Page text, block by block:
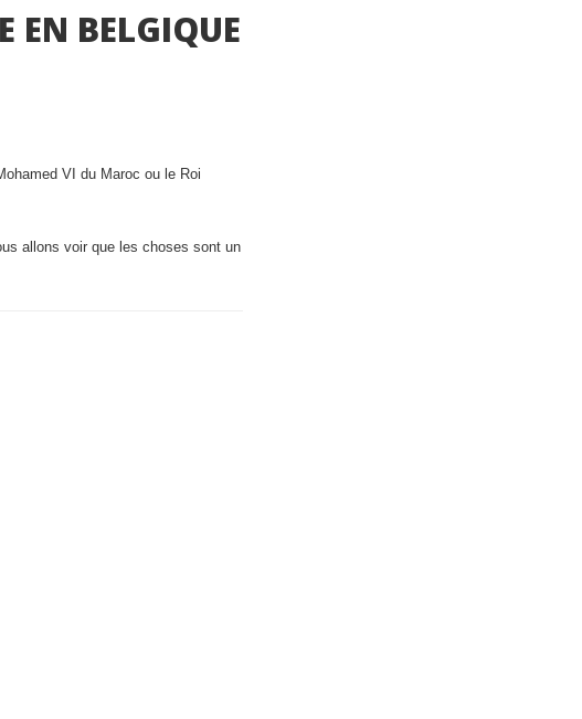
EN BELGIQUE
VI du Maroc ou le Roi
allons voir que les choses sont un